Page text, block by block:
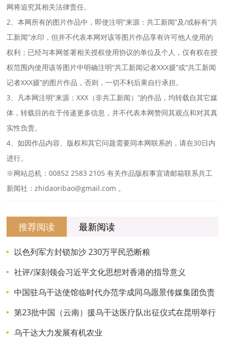
网将追究其相关法律责任。
2、本网所有的图片作品中，即使注明“来源：共工新闻”及/或标有“共
工新闻”水印，但并不代表本网对该等图片作品享有许可他人使用的
权利；已经与本网签署相关授权使用协议的单位及个人，仅有权在授
权范围内使用该等图片中明确注明“共工新闻记者XXX摄”或“共工新闻
记者XXX摄”的图片作品，否则，一切不利后果自行承担。
3、凡本网注明“来源：XXX（非共工新闻）”的作品，均转载自其它媒
体，转载目的在于传递更多信息，并不代表本网赞同其观点和对其真
实性负责。
4、如因作品内容、版权和其它问题需要同本网联系的，请在30日内
进行。
※网站总机：00852 2583 2105 有关作品版权事宜请邮箱联系共工
新闻社：zhidaoribao@gmail.com 。
推荐阅读 最新阅读
以色列军方封锁加沙 230万平民恐断粮
社评/深刻领会习近平文化思想对香港的指导意义
中国驻乌干达使馆临时代办范学成同乌愿景传媒集团负责
人座谈交流
第23批中国（云南）援乌干达医疗队出征仪式在昆明举行
乌干达大力发展有机农业